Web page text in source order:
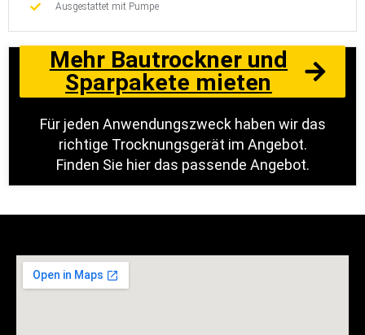
Ausgestattet mit Pumpe
Mehr Bautrockner und
Sparpakete mieten
Für jeden Anwendungszweck haben wir das
richtige Trocknungsgerät im Angebot.
Finden Sie hier das passende Angebot.